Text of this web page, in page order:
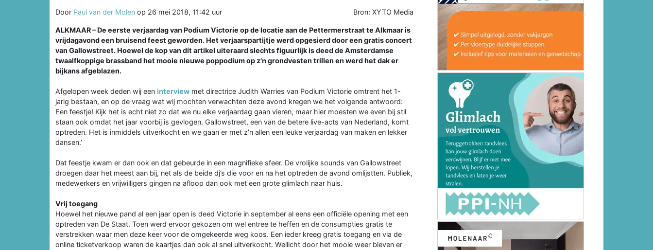
Door Paul van der Molen op 26 mei 2018, 11:42 uur Bron: XYTO Media
ALKMAAR – De eerste verjaardag van Podium Victorie op de locatie aan de Pettermerstraat te Alkmaar is
vrijdagavond een bruisend feest geworden. Het verjaarspartijtje werd opgesierd door een gratis concert
van Gallowstreet. Hoewel de kop van dit artikel uiteraard slechts figuurlijk is deed de Amsterdamse
twaalfkoppige brassband het mooie nieuwe poppodium op z’n grondvesten trillen en werd het dak er
bijkans afgeblazen.
Afgelopen week deden wij een interview met directrice Judith Warries van Podium Victorie omtrent het 1-
jarig bestaan, en op de vraag wat wij mochten verwachten deze avond kregen we het volgende antwoord:
Een feestje! Kijk het is echt niet zo dat we nu elke verjaardag gaan vieren, maar hier moesten we even bij stil
staan ook omdat het jaar voorbij is gevlogen. Gallowstreet, een van de betere live-acts van Nederland, komt
optreden. Het is inmiddels uitverkocht en we gaan er met z’n allen een leuke verjaardag van maken en lekker
dansen.’
Dat feestje kwam er dan ook en dat gebeurde in een magnifieke sfeer. De vrolijke sounds van Gallowstreet
droegen daar het meest aan bij, net als de beide dj’s die voor en na het optreden de avond omlijstten. Publiek,
medewerkers en vrijwilligers gingen na afloop dan ook met een grote glimlach naar huis.
Vrij toegang
Hoewel het nieuwe pand al een jaar open is deed Victorie in september al eens een officiële opening met een
optreden van De Staat. Toen werd ervoor gekozen om wel entree te heffen en de consumpties gratis te
verstrekken waar men deze keer voor de omgekeerde weg koos. Een ieder kreeg gratis toegang en via de
online ticketverkoop waren de kaartjes dan ook al snel uitverkocht. Wellicht door het mooie weer bleven er